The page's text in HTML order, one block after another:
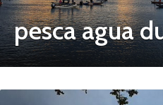
pesca agua